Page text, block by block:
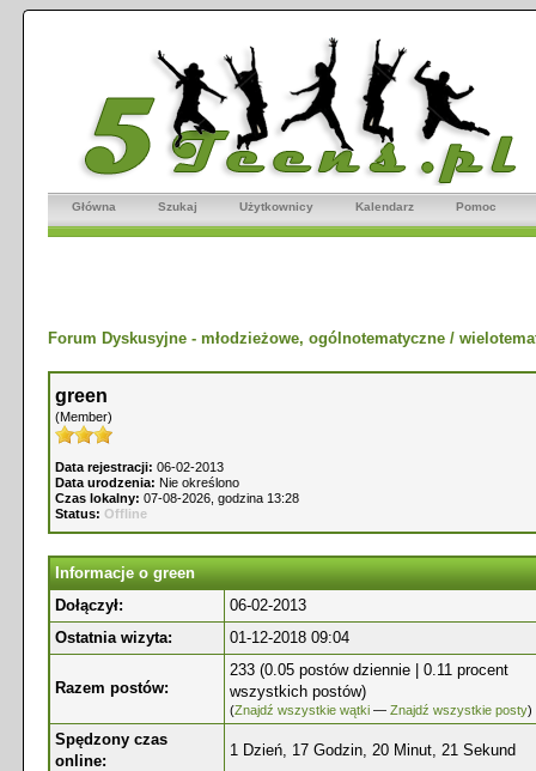
Główna Szukaj Użytkownicy Kalendarz Pomoc
Forum Dyskusyjne - młodzieżowe, ogólnotematyczne /
green
(Member)
Data rejestracji: 06-02-2013
Data urodzenia: Nie określono
Czas lokalny: 07-08-2026, godzina 13:28
Status: Offline
Informacje o green
Dołączył:
06-02-2013
Ostatnia wizyta:
01-12-2018 09:04
Razem postów:
233 (0.05 postów dziennie | 0.11 procent
wszystkich postów)
(Znajdź wszystkie wątki — Znajdź wszystkie posty)
Spędzony czas
online:
1 Dzień, 17 Godzin, 20 Minut, 21 Sekund